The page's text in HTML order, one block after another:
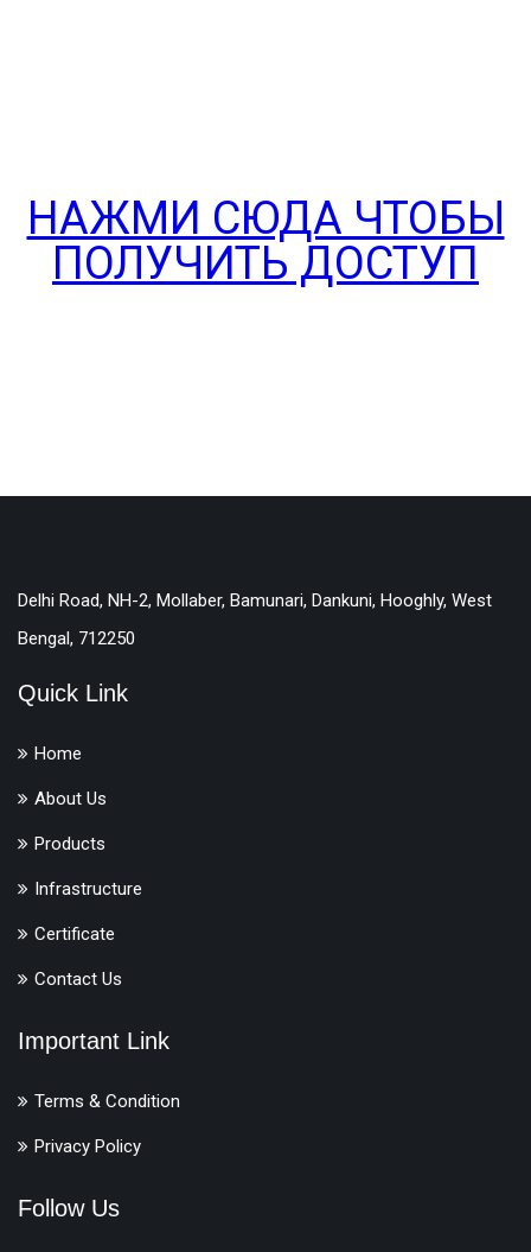
НАЖМИ СЮДА ЧТОБЫ
ПОЛУЧИТЬ ДОСТУП
Delhi Road, NH-2, Mollaber, Bamunari, Dankuni, Hooghly, West
Bengal, 712250
Quick Link
Home
About Us
Products
Infrastructure
Certificate
Contact Us
Important Link
Terms & Condition
Privacy Policy
Follow Us